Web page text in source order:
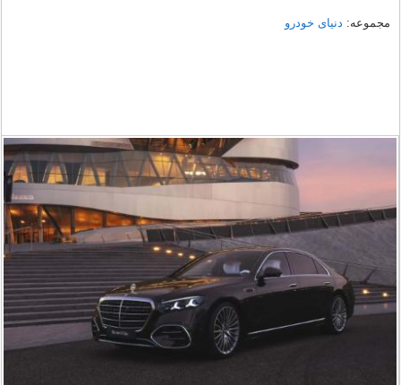
مجموعه: دنیای خودرو